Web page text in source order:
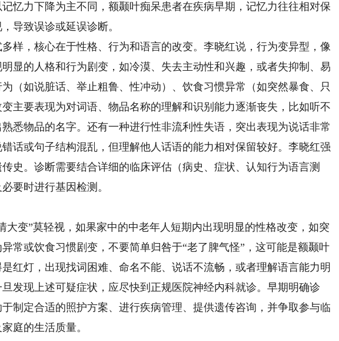
力下降为主不同，额颞叶痴呆患者在疾病早期，记忆力往往相对保
导致误诊或延误诊断。
，核心在于性格、行为和语言的改变。李晓红说，行为变异型，像
显的人格和行为剧变，如冷漠、失去主动性和兴趣，或者失抑制、易
（如说脏话、举止粗鲁、性冲动）、饮食习惯异常（如突然暴食、只
主要表现为对词语、物品名称的理解和识别能力逐渐丧失，比如听不
悉物品的名字。还有一种进行性非流利性失语，突出表现为说话非常
话或句子结构混乱，但理解他人话语的能力相对保留较好。李晓红强
史。诊断需要结合详细的临床评估（病史、症状、认知行为语言测
要时进行基因检测。
变”莫轻视，如果家中的中老年人短期内出现明显的性格改变，如突
常或饮食习惯剧变，不要简单归咎于“老了脾气怪”，这可能是额颞叶
红灯，出现找词困难、命名不能、说话不流畅，或者理解语言能力明
发现上述可疑症状，应尽快到正规医院神经内科就诊。早期明确诊
制定合适的照护方案、进行疾病管理、提供遗传咨询，并争取参与临
庭的生活质量。